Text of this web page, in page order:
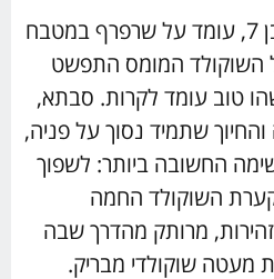
אני זוכר את עצמי כילד בן 7, עומד על שרפרף במטבח
השוקולד המומס התפשט
טוב עומד לקרות. סבתא,
שתמיד נסוך על פניה,
החשובה ביותר: לשפוך
השוקולד החמה
מרותק מהדרך שבה
מעטה שוקולדי מבריק.